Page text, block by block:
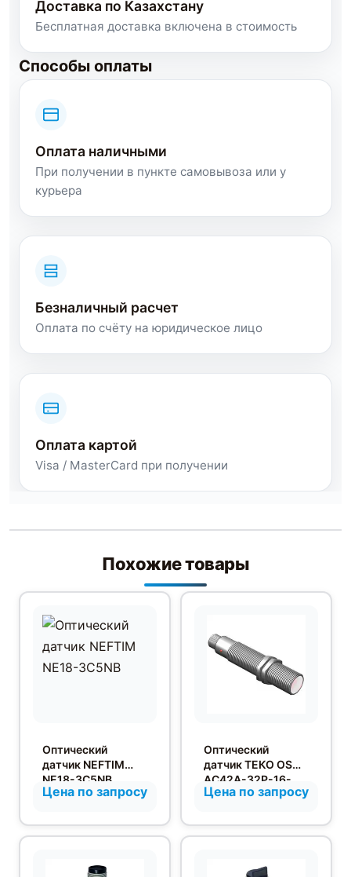
Доставка по Казахстану
Бесплатная доставка включена в стоимость
Способы оплаты
Оплата наличными
При получении в пункте самовывоза или у
курьера
Безналичный расчет
Оплата по счёту на юридическое лицо
Оплата картой
Visa / MasterCard при получении
Похожие товары
Оптический
датчик NEFTIM
NE18-3C5NB
Цена по запросу
Оптический
датчик ТЕКО OS
AC42A-32P-16-
LZS4
Цена по запросу